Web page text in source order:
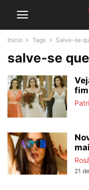
Início Tags Salve-se
salve-se
fim
21